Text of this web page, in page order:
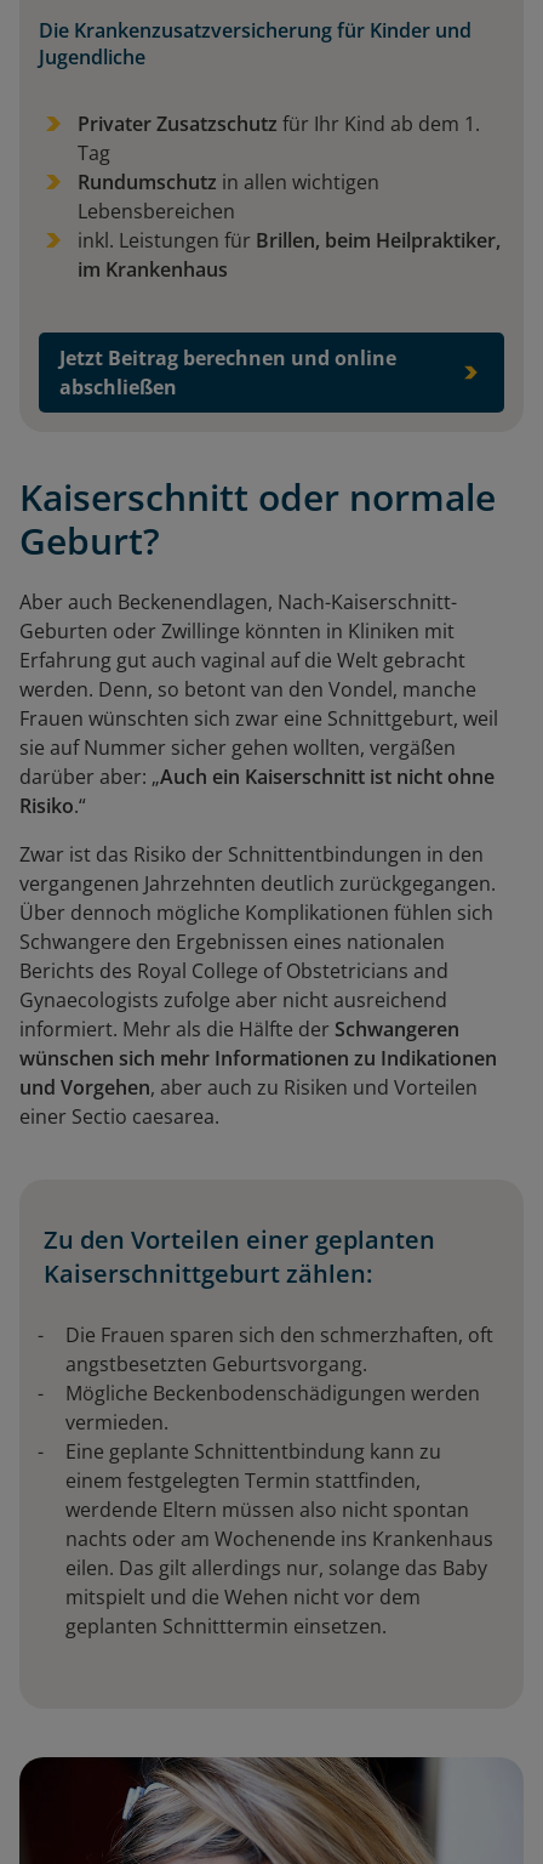
Die Krankenzusatzversicherung für Kinder und
Jugendliche
Privater Zusatzschutz für Ihr Kind ab dem 1.
Tag
Rundumschutz in allen wichtigen
Lebensbereichen
inkl. Leistungen für Brillen, beim Heilpraktiker,
im Krankenhaus
Jetzt Beitrag berechnen und online
abschließen
Kaiserschnitt oder normale
Geburt?
Aber auch Beckenendlagen, Nach-Kaiserschnitt-
Geburten oder Zwillinge könnten in Kliniken mit
Erfahrung gut auch vaginal auf die Welt gebracht
werden. Denn, so betont van den Vondel, manche
Frauen wünschten sich zwar eine Schnittgeburt, weil
sie auf Nummer sicher gehen wollten, vergäßen
darüber aber: „Auch ein Kaiserschnitt ist nicht ohne
Risiko.“
Zwar ist das Risiko der Schnittentbindungen in den
vergangenen Jahrzehnten deutlich zurückgegangen.
Über dennoch mögliche Komplikationen fühlen sich
Schwangere den Ergebnissen eines nationalen
Berichts des Royal College of Obstetricians and
Gynaecologists zufolge aber nicht ausreichend
informiert. Mehr als die Hälfte der Schwangeren
wünschen sich mehr Informationen zu Indikationen
und Vorgehen, aber auch zu Risiken und Vorteilen
einer Sectio caesarea.
Zu den Vorteilen einer geplanten
Kaiserschnittgeburt zählen:
Die Frauen sparen sich den schmerzhaften, oft
angstbesetzten Geburtsvorgang.
Mögliche Beckenbodenschädigungen werden
vermieden.
Eine geplante Schnittentbindung kann zu
einem festgelegten Termin stattfinden,
werdende Eltern müssen also nicht spontan
nachts oder am Wochenende ins Krankenhaus
eilen. Das gilt allerdings nur, solange das Baby
mitspielt und die Wehen nicht vor dem
geplanten Schnitttermin einsetzen.